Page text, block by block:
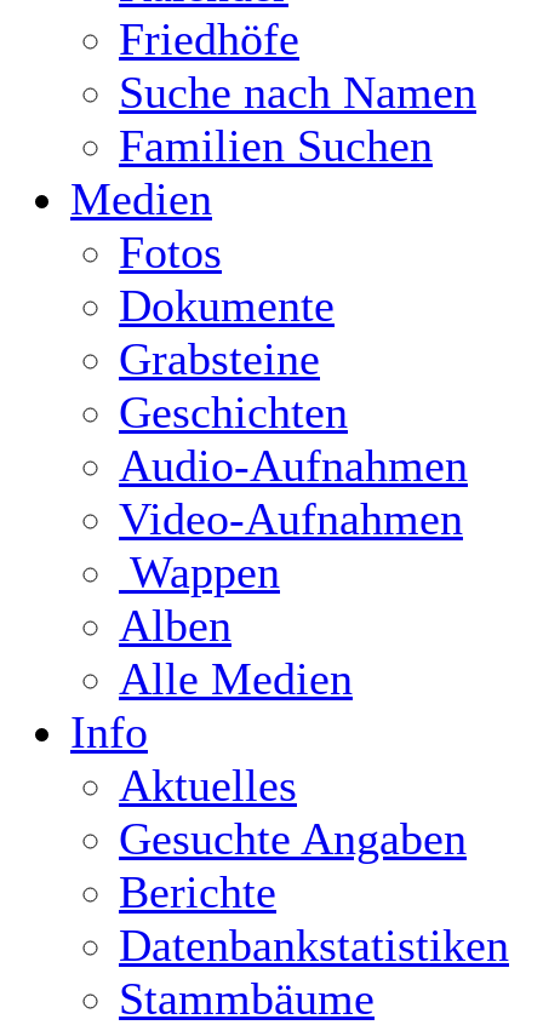
Friedhöfe
Suche nach Namen
Familien Suchen
Medien
Fotos
Dokumente
Grabsteine
Geschichten
Audio-Aufnahmen
Video-Aufnahmen
Wappen
Alben
Alle Medien
Info
Aktuelles
Gesuchte Angaben
Berichte
Datenbankstatistiken
Stammbäume